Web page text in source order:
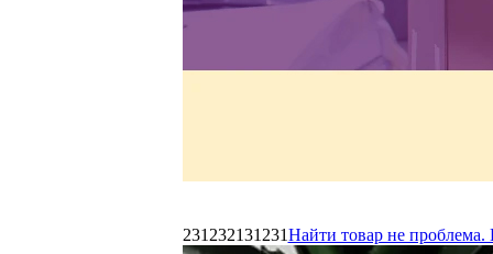
231232131231Найти товар не проблема.